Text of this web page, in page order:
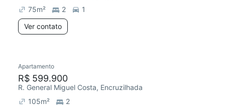
75m² 2
1
Ver contato
Apartamento
R$ 599.900
R. General Miguel Costa, Encruzilhada
105m²
2